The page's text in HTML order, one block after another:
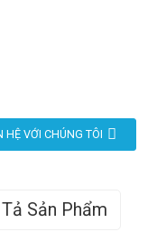
HỆ VỚI CHÚNG TÔI
Sản Phẩm